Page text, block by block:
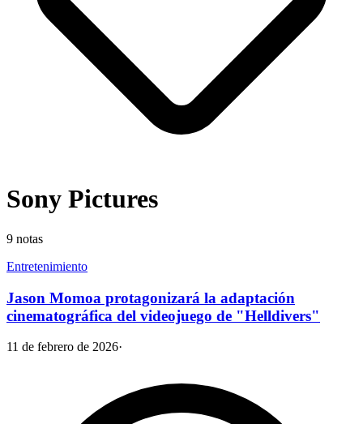
Sony Pictures
9 notas
Entretenimiento
Jason Momoa protagonizará la adaptación
cinematográfica del videojuego de "Helldivers"
11 de febrero de 2026·